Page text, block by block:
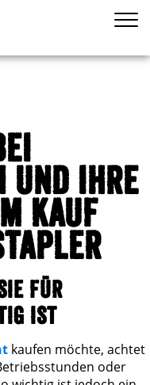
UND IHRE
KAUF
FÜR
IST
kaufen möchte, achtet
oder